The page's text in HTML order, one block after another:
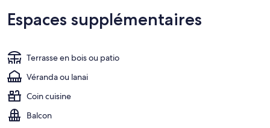
Espaces supplémentaires
Terrasse en bois ou patio
Véranda ou lanai
Coin cuisine
Balcon